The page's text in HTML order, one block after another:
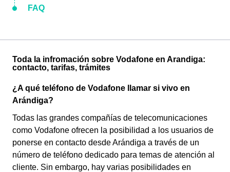
FAQ
Toda la infromación sobre Vodafone en Arandiga:
contacto, tarifas, trámites
¿A qué teléfono de Vodafone llamar si vivo en
Arándiga?
Todas las grandes compañías de telecomunicaciones
como Vodafone ofrecen la posibilidad a los usuarios de
ponerse en contacto desde Arándiga a través de un
número de teléfono dedicado para temas de atención al
cliente. Sin embargo, hay varias posibilidades en